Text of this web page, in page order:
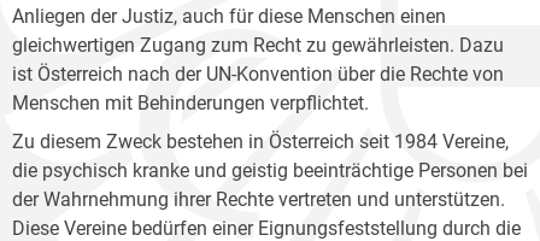
Anliegen der Justiz, auch für diese Menschen einen
gleichwertigen Zugang zum Recht zu gewährleisten. Dazu
ist Österreich nach der UN-Konvention über die Rechte von
Menschen mit Behinderungen verpflichtet.
Zu diesem Zweck bestehen in Österreich seit 1984 Vereine,
die psychisch kranke und geistig beeinträchtige Personen bei
der Wahrnehmung ihrer Rechte vertreten und unterstützen.
Diese Vereine bedürfen einer Eignungsfeststellung durch die